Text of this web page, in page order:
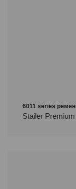
6011 series
Stailer Premium